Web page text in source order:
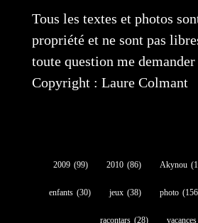
Tous les textes et photos
propriété et ne sont pas
toute question me demander
Copyright : Laure Colmant
2009 (99) 2010 (86) Akynou
enfants (30) jeux (38) photo
racontars (28) vacances